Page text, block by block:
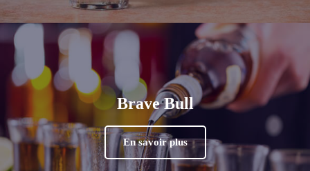
Brave Bull
En savoir plus